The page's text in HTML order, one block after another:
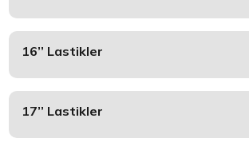
16’’ Lastikler
17’’ Lastikler